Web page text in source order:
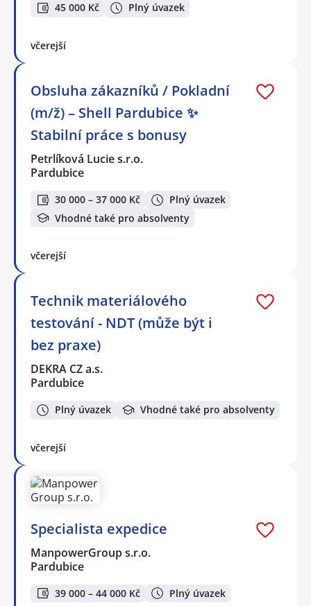
45 000 Kč Plný úvazek
včerejší
Obsluha zákazníků / Pokladní
(m/ž) – Shell Pardubice ✨
Stabilní práce s bonusy
Petrlíková Lucie s.r.o.
Pardubice
30 000 – 37 000 Kč
Plný úvazek
Vhodné také pro absolventy
včerejší
Technik materiálového
testování - NDT (může být i
bez praxe)
DEKRA CZ a.s.
Pardubice
Plný úvazek Vhodné také pro absolventy
včerejší
Specialista expedice
ManpowerGroup s.r.o.
Pardubice
39 000 – 44 000 Kč Plný úvazek